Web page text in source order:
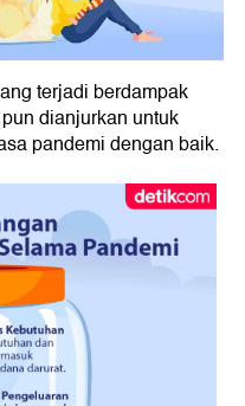
terjadi berdampak
dianjurkan untuk
pandemi dengan baik.